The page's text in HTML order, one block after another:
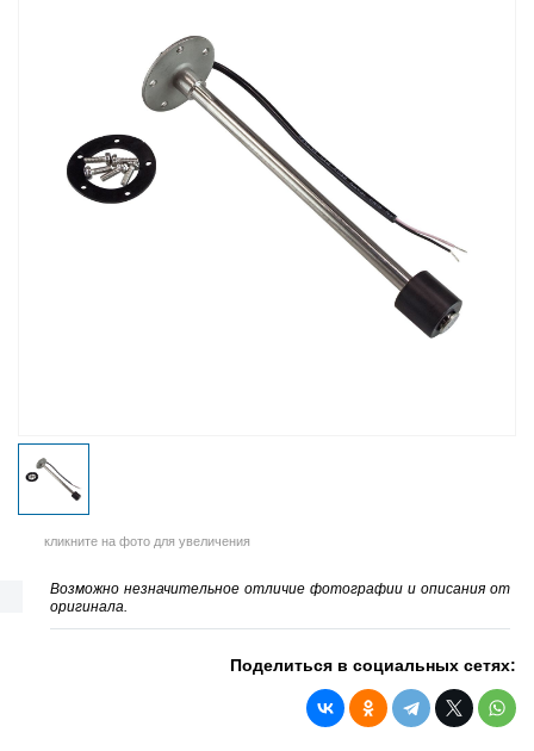
кликните на фото для увеличения
Возможно незначительное отличие фотографии и описания от
оригинала.
Поделиться в социальных сетях: